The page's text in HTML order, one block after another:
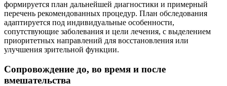
формируется план дальнейшей диагностики и примерный
перечень рекомендованных процедур. План обследования
адаптируется под индивидуальные особенности,
сопутствующие заболевания и цели лечения, с выделением
приоритетных направлений для восстановления или
улучшения зрительной функции.
Сопровождение до, во время и после
вмешательства